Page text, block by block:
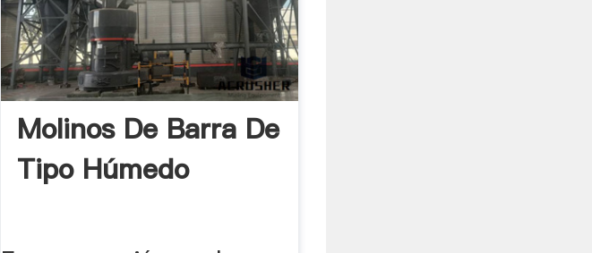
Molinos De Barra De
Tipo Húmedo